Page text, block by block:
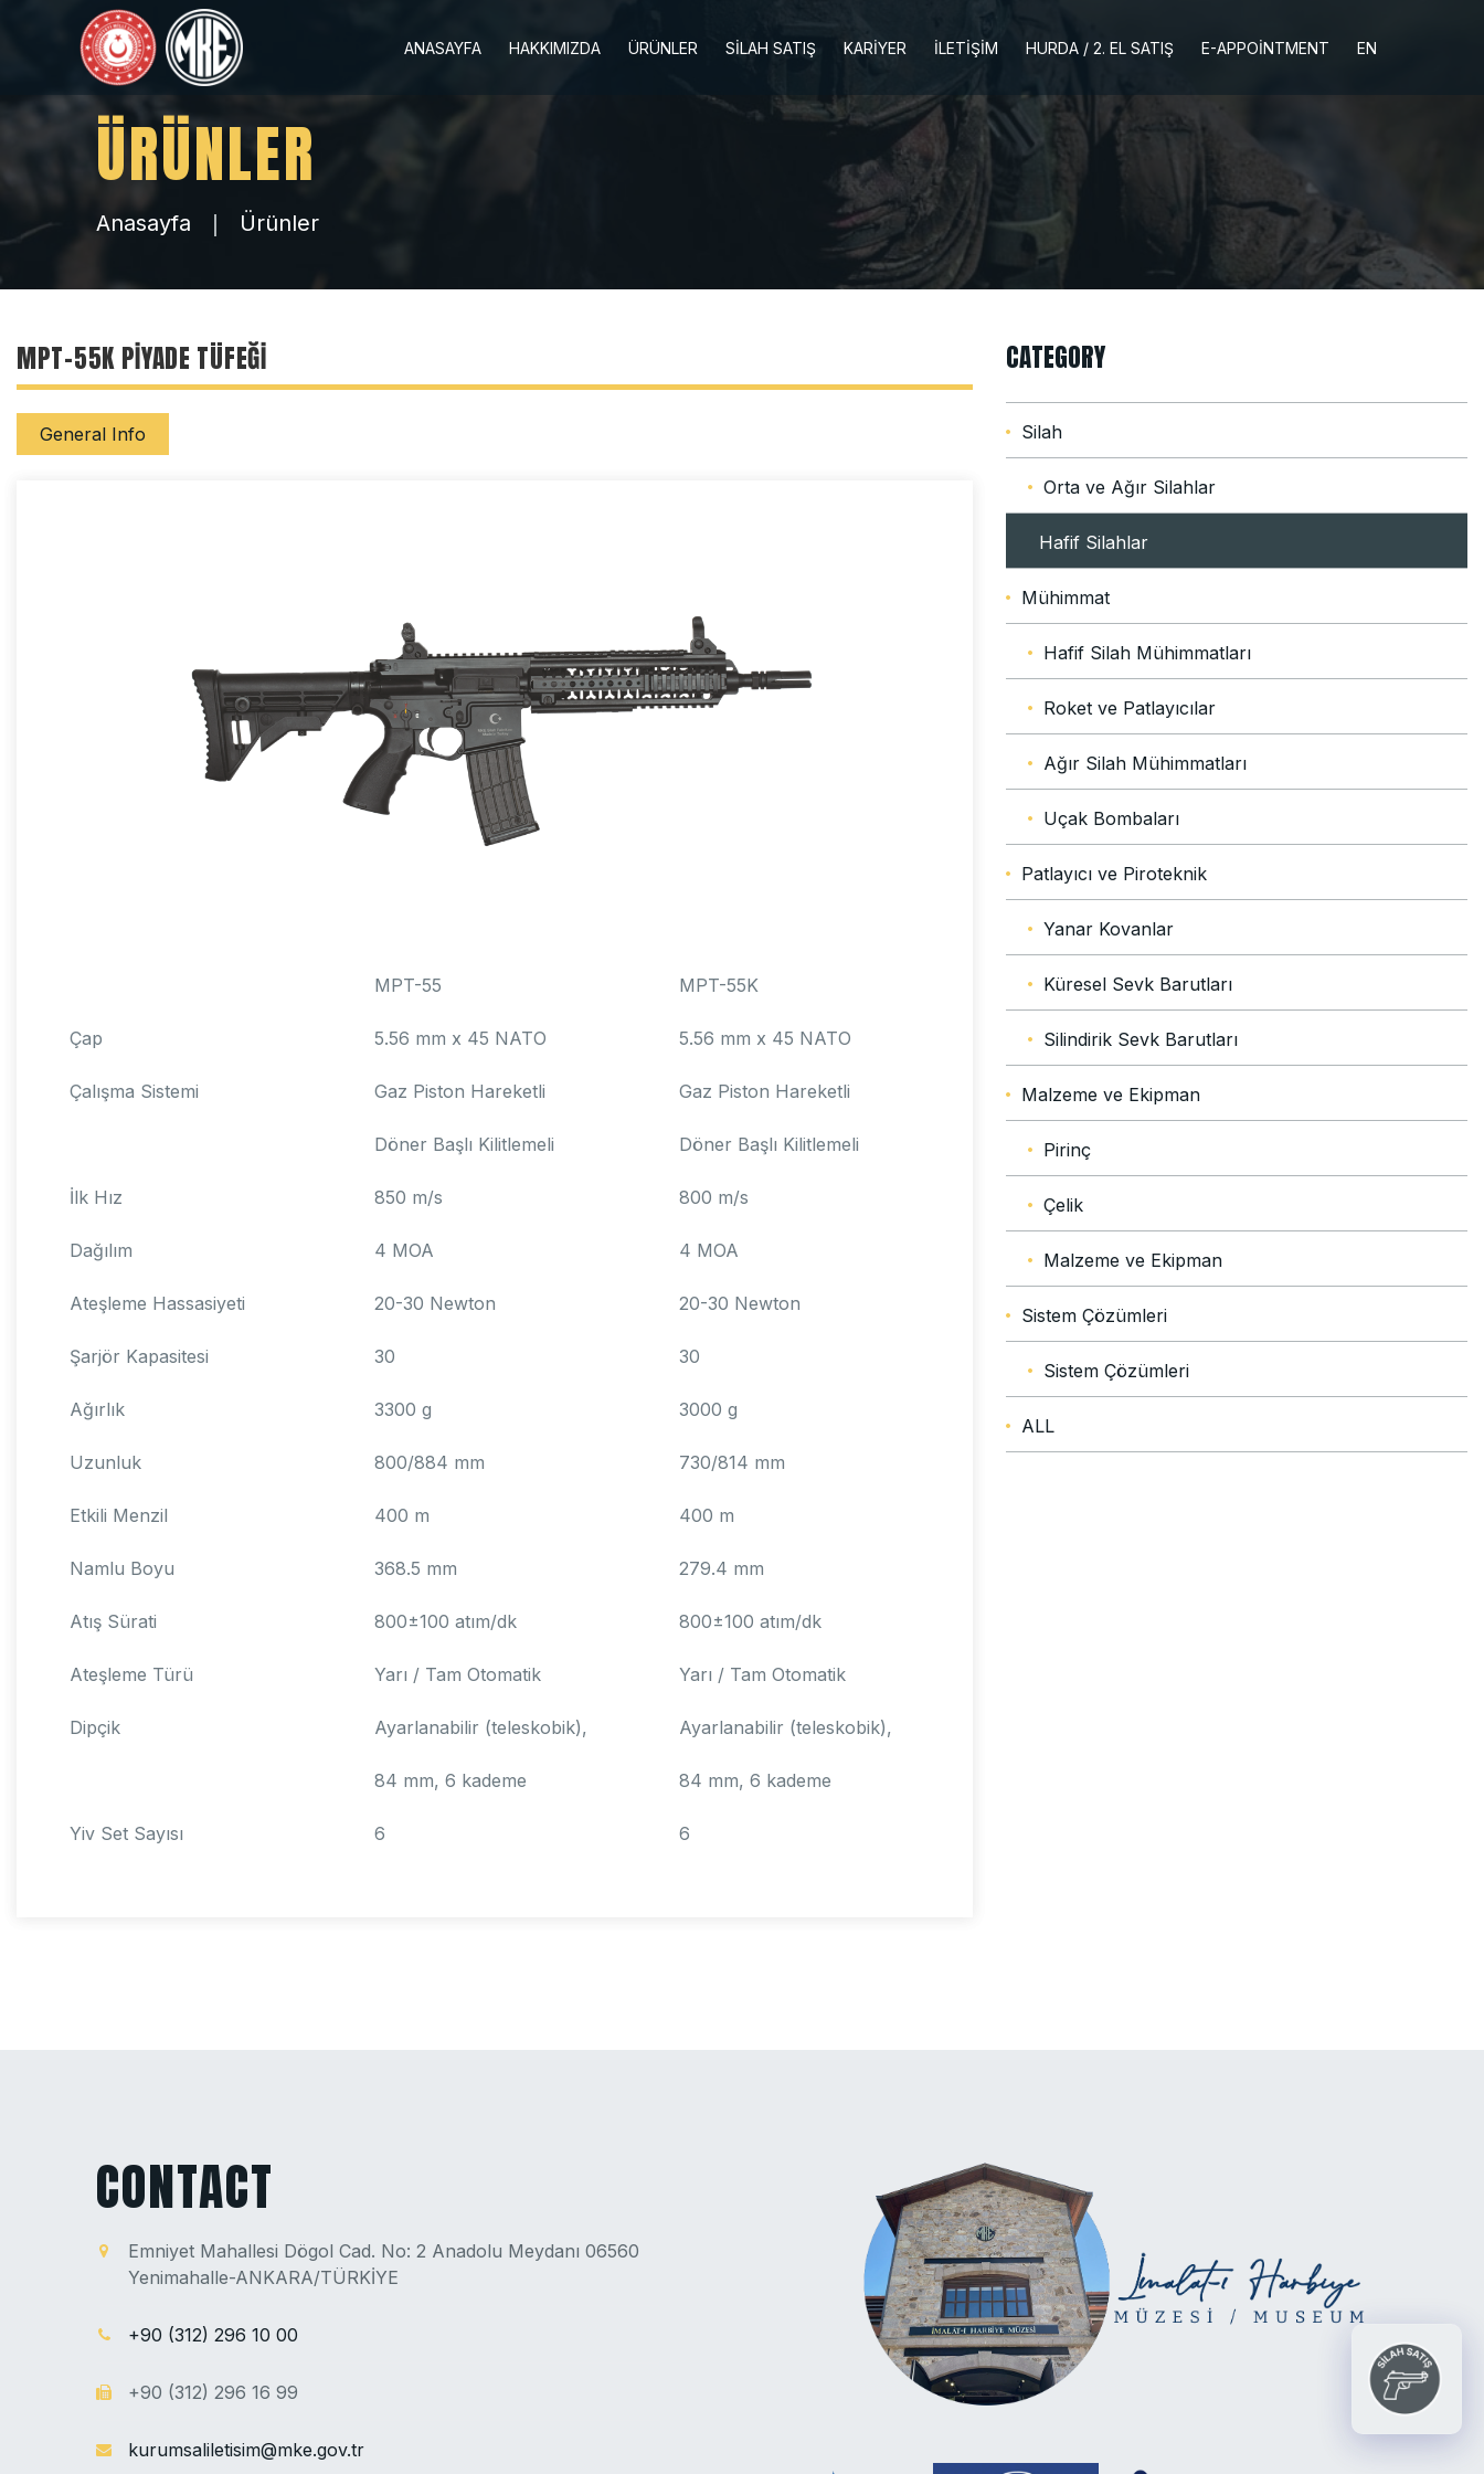
ANASAYFA HAKKIMIZDA ÜRÜNLER SİLAH SATIŞ KARİYER İLETİŞİM HURDA / 2. EL SATIŞ E-APPOINTMENT EN
ÜRÜNLER
Anasayfa Ürünler
MPT-55K PIYADE TÜFEĞI
General Info
MPT-55 MPT-55K
Çap 5.56 mm x 45 NATO 5.56 mm x 45 NATO
Çalışma Sistemi Gaz Piston Hareketli Gaz Piston Hareketli
Döner Başlı Kilitlemeli Döner Başlı Kilitlemeli
İlk Hız 850 m/s 800 m/s
Dağılım 4 MOA 4 MOA
Ateşleme Hassasiyeti 20-30 Newton 20-30 Newton
Şarjör Kapasitesi 30 30
Ağırlık 3300 g 3000 g
Uzunluk 800/884 mm 730/814 mm
Etkili Menzil 400 m 400 m
Namlu Boyu 368.5 mm 279.4 mm
Atış Sürati 800±100 atım/dk 800±100 atım/dk
Ateşleme Türü Yarı / Tam Otomatik Yarı / Tam Otomatik
Dipçik Ayarlanabilir (teleskobik), Ayarlanabilir (teleskobik),
84 mm, 6 kademe 84 mm, 6 kademe
Yiv Set Sayısı 6 6
CATEGORY
Silah
Orta ve Ağır Silahlar
Hafif Silahlar
Mühimmat
Hafif Silah Mühimmatları
Roket ve Patlayıcılar
Ağır Silah Mühimmatları
Uçak Bombaları
Patlayıcı ve Piroteknik
Yanar Kovanlar
Küresel Sevk Barutları
Silindirik Sevk Barutları
Malzeme ve Ekipman
Pirinç
Çelik
Malzeme ve Ekipman
Sistem Çözümleri
Sistem Çözümleri
ALL
CONTACT
Emniyet Mahallesi Dögol Cad. No: 2 Anadolu Meydanı 06560
Yenimahalle-ANKARA/TÜRKİYE
+90 (312) 296 10 00
+90 (312) 296 16 99
kurumsaliletisim@mke.gov.tr